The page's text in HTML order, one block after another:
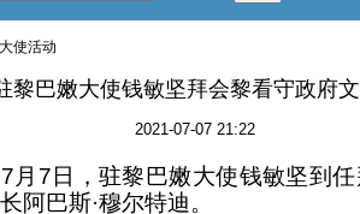
大使活动
黎巴嫩大使钱敏坚拜会黎看守政府
2021-07-07 21:22
7日，驻黎巴嫩大使钱敏坚到任
阿巴斯·穆尔特迪。